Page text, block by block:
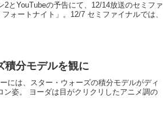
とYouTubeの予告にて、12/14放送のセミファ
ォートナイト」。12/7 セミファイナルでは、
積分モデルを観に
には、スター・ウォーズの積分モデルがディ
姿。 ヨーダは目がクリクリしたアニメ調の